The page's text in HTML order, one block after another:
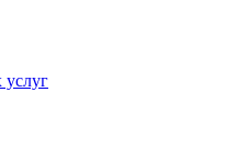
услуг